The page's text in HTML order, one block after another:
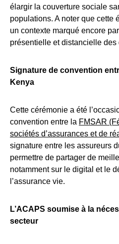
élargir la couverture sociale
populations. A noter que cette
un contexte marqué encore
présentielle et distancielle
Signature de convention
Kenya
Cette cérémonie a été
convention entre la FMSAR
sociétés d’assurances et de
signature entre les assureurs
permettre de partager de
notamment sur le digital et le
l’assurance vie.
L’ACAPS soumise à la
secteur